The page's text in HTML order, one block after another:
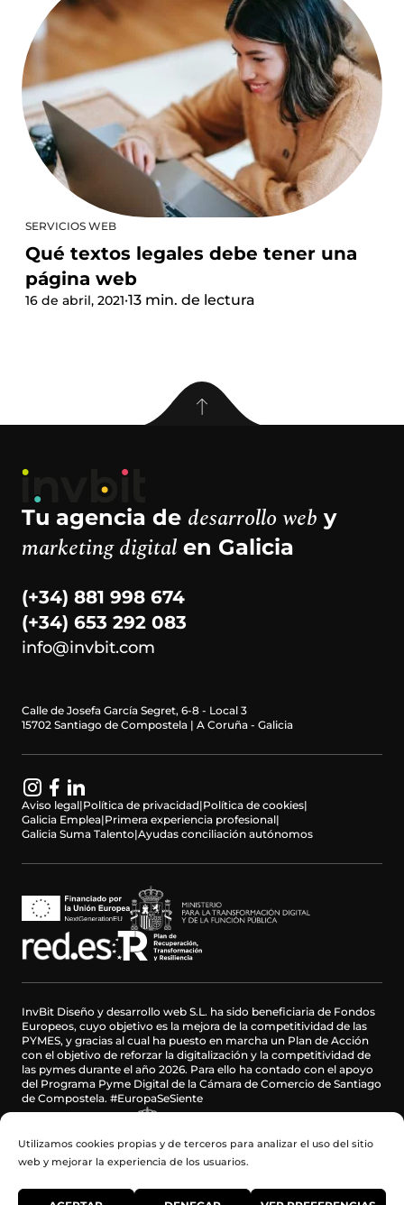
Utilizamos cookies propias y de terceros para analizar el uso del sitio
web y mejorar la experiencia de los usuarios.
SERVICIOS WEB
Qué textos legales debe tener una
página web
16 de abril, 2021·13 min. de lectura
Tu agencia de desarrollo web y
marketing digital en Galicia
(+34) 881 998 674
(+34) 653 292 083
info@invbit.com
Calle de Josefa García Segret, 6-8 - Local 3
15702 Santiago de Compostela | A Coruña - Galicia
Aviso legal|Política de privacidad|Política de cookies|
Galicia Emplea|Primera experiencia profesional|
Galicia Suma Talento|Ayudas conciliación autónomos
InvBit Diseño y desarrollo web S.L. ha sido beneficiaria de Fondos
Europeos, cuyo objetivo es la mejora de la competitividad de las
PYMES, y gracias al cual ha puesto en marcha un Plan de Acción
con el objetivo de reforzar la digitalización y la competitividad de
las pymes durante el año 2026. Para ello ha contado con el apoyo
del Programa Pyme Digital de la Cámara de Comercio de Santiago
de Compostela. #EuropaSeSiente